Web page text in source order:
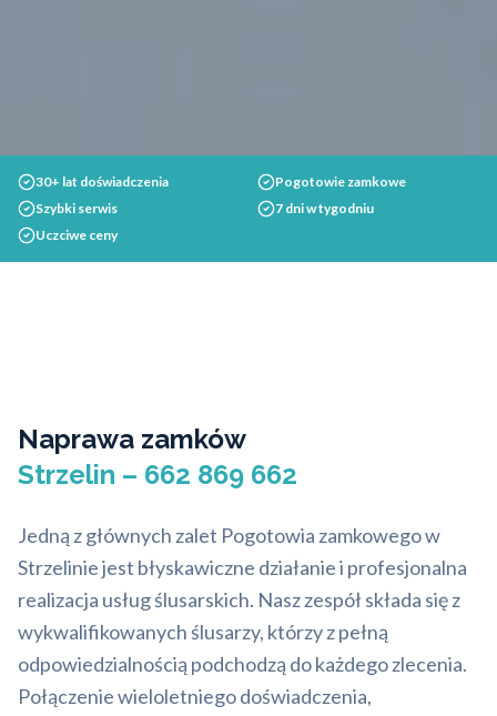
30+ lat doświadczenia
Pogotowie zamkowe
Szybki serwis
7 dni w tygodniu
Uczciwe ceny
Naprawa zamków
Strzelin – 662 869 662
Jedną z głównych zalet Pogotowia zamkowego w
Strzelinie jest błyskawiczne działanie i profesjonalna
realizacja usług ślusarskich. Nasz zespół składa się z
wykwalifikowanych ślusarzy, którzy z pełną
odpowiedzialnością podchodzą do każdego zlecenia.
Połączenie wieloletniego doświadczenia,